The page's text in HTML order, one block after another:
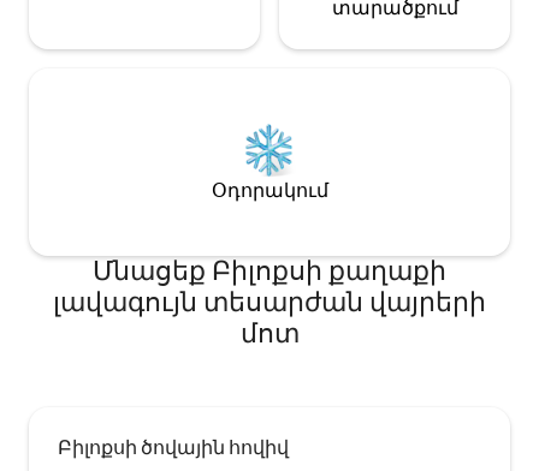
տարածքում
Օդորակում
Մնացեք Բիլոքսի քաղաքի
լավագույն տեսարժան վայրերի
մոտ
Բիլոքսի ծովային հովիվ